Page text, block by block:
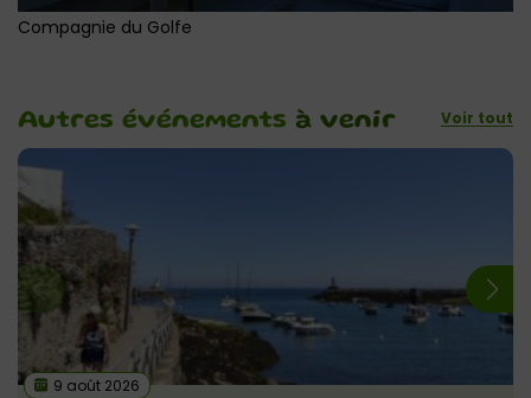
Compagnie du Golfe
Autres événements à venir Voir tout
9 août 2026